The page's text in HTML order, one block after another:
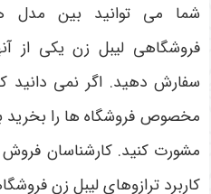
شما می ‌توانید بین مدل
فروشگاهی لیبل زن یکی از
سفارش دهید. اگر نمی ‌دانید
مخصوص فروشگاه ها را بخرید
مشورت کنید. کارشناسان
کاربرد ترازوهای لیبل زن